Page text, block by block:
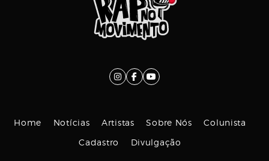
Home Notícias Artistas Sobre Nós
Colunista
Cadastro
Divulgação